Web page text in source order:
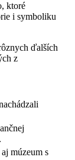
ktoré
i symboliku
ďalších
z
múzeum s